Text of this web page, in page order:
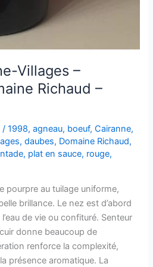
Villages –
Richaud –
/1998,agneau, boeuf,Cairanne,
,daubes, Domaine Richaud,
, plat en sauce, rouge,
pourpre au tuilage uniforme,
brillance. Le nez est d’abord
de vie ou confituré. Senteur
donne beaucoup de
renforce la complexité,
présence aromatique. La